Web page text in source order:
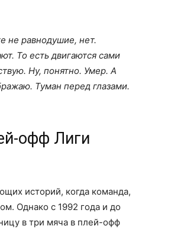
не равнодушие, нет.
То есть двигаются сами
Ну, понятно. Умер. А
Туман перед глазами.
офф Лиги
историй, когда команда,
Однако с 1992 года и до
в три мяча в плей-офф